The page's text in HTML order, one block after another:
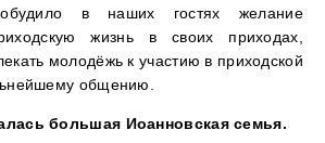
в наших гостях желание
жизнь в своих приходах,
молодёжь к участию в приходской
общению.
большая Иоанновская семья.